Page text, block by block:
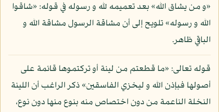
«و من يشاق الله» بعد تعميمه لله و رسوله في قوله: «شاقوا
الله و رسوله» تلويح إلى أن مشاقة الرسول مشاقة الله و
الباقي ظاهر.
قوله تعالى: «ما قطعتم من لينة أو تركتموها قائمة على
أصولها فبإذن الله و ليخزي الفاسقين» ذكر الراغب أن اللينة
النخلة الناعمة من دون اختصاص منه بنوع منها دون نوع،